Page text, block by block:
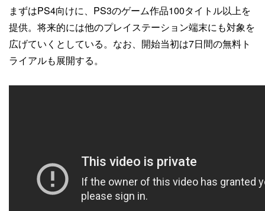
まずはPS4向けに、PS3のゲーム作品100タイトル以上を
提供。将来的には他のプレイステーション端末にも対象を
広げていくとしている。なお、開始当初は7日間の無料ト
ライアルも展開する。